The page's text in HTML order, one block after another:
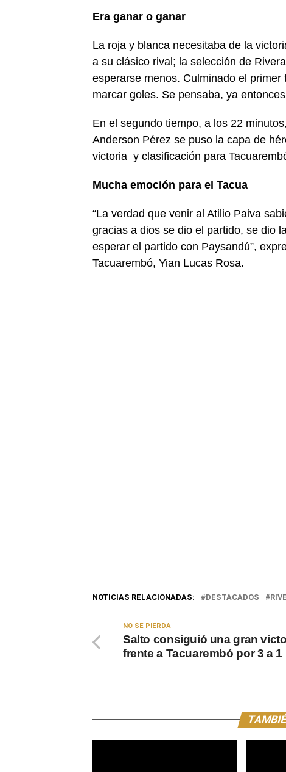
Era ganar o ganar
La roja y blanca necesitaba de la
a su clásico rival; la selección de
esperarse menos. Culminado el
marcar goles. Se pensaba, ya
En el segundo tiempo, a los 22
Anderson Pérez se puso la capa de
victoria y clasificación para
Mucha emoción para el Tacua
“La verdad que venir al Atilio Paiva
gracias a dios se dio el partido, se dio
esperar el partido con Paysandú”,
Tacuarembó, Yian Lucas Rosa.
NOTICIAS RELACIONADAS: DESTACADOS
NO SE PIERDA
Salto consiguió una gran
frente a Tacuarembó por 3 a 1